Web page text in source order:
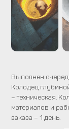
Выполнен
Колодец
– техническая.
материалов и
заказа – 1 день.